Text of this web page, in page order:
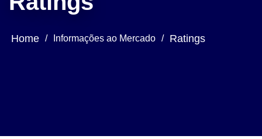
Home / Informações ao Mercado / Ratings